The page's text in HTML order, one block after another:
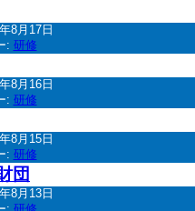
8月17日
: 研修
8月16日
: 研修
8月15日
: 研修
団
8月13日